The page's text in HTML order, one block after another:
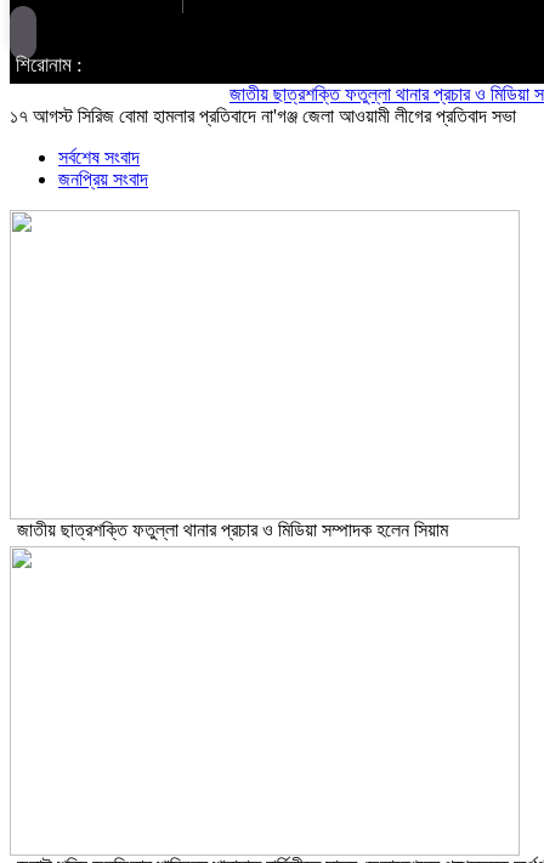
শিরোনাম :
জাতীয় ছাত্রশক্তি ফতুল্লা থানার প্রচার ও মিডিয়া সম্পাদক
১৭ আগস্ট সিরিজ বোমা হামলার প্রতিবাদে না'গঞ্জ জেলা আওয়ামী লীগের প্রতিবাদ সভা
সর্বশেষ সংবাদ
জনপ্রিয় সংবাদ
জাতীয় ছাত্রশক্তি ফতুল্লা থানার প্রচার ও মিডিয়া সম্পাদক হলেন সিয়াম